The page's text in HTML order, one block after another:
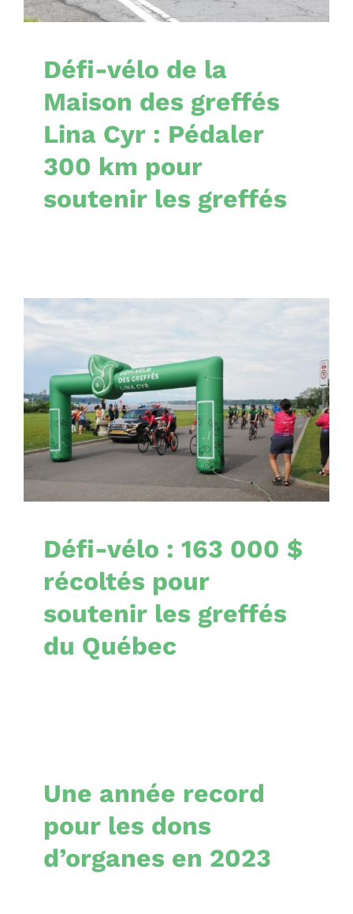
Défi-vélo de la
Maison des greffés
Lina Cyr : Pédaler
300 km pour
soutenir les greffés
Défi-vélo : 163 000 $
récoltés pour soutenir
les greffés du Québec
Nouvelles
Défi-vélo : 163 000 $
récoltés pour
soutenir les greffés
du Québec
Une année record
pour les dons
d’organes en 2023